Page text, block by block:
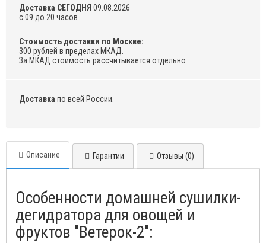
Доставка СЕГОДНЯ 09.08.2026
с 09 до 20 часов
Стоимость доставки по Москве:
300 рублей в пределах МКАД.
За МКАД стоимость рассчитывается отдельно
Доставка по всей России.
Описание Гарантии Отзывы (0)
Особенности домашней сушилки-
дегидратора для овощей и
фруктов "Ветерок-2":